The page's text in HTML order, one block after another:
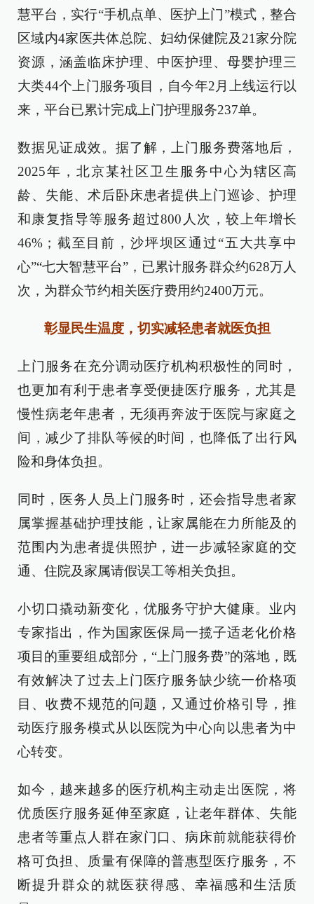
慧平台，实行“手机点单、医护上门”模式，整合
区域内4家医共体总院、妇幼保健院及21家分院
资源，涵盖临床护理、中医护理、母婴护理三
大类44个上门服务项目，自今年2月上线运行以
来，平台已累计完成上门护理服务237单。
数据见证成效。据了解，上门服务费落地后，
2025年，北京某社区卫生服务中心为辖区高
龄、失能、术后卧床患者提供上门巡诊、护理
和康复指导等服务超过800人次，较上年增长
46%；截至目前，沙坪坝区通过“五大共享中
心”“七大智慧平台”，已累计服务群众约628万人
次，为群众节约相关医疗费用约2400万元。
彰显民生温度，切实减轻患者就医负担
上门服务在充分调动医疗机构积极性的同时，
也更加有利于患者享受便捷医疗服务，尤其是
慢性病老年患者，无须再奔波于医院与家庭之
间，减少了排队等候的时间，也降低了出行风
险和身体负担。
同时，医务人员上门服务时，还会指导患者家
属掌握基础护理技能，让家属能在力所能及的
范围内为患者提供照护，进一步减轻家庭的交
通、住院及家属请假误工等相关负担。
小切口撬动新变化，优服务守护大健康。业内
专家指出，作为国家医保局一揽子适老化价格
项目的重要组成部分，“上门服务费”的落地，既
有效解决了过去上门医疗服务缺少统一价格项
目、收费不规范的问题，又通过价格引导，推
动医疗服务模式从以医院为中心向以患者为中
心转变。
如今，越来越多的医疗机构主动走出医院，将
优质医疗服务延伸至家庭，让老年群体、失能
患者等重点人群在家门口、病床前就能获得价
格可负担、质量有保障的普惠型医疗服务，不
断提升群众的就医获得感、幸福感和生活质